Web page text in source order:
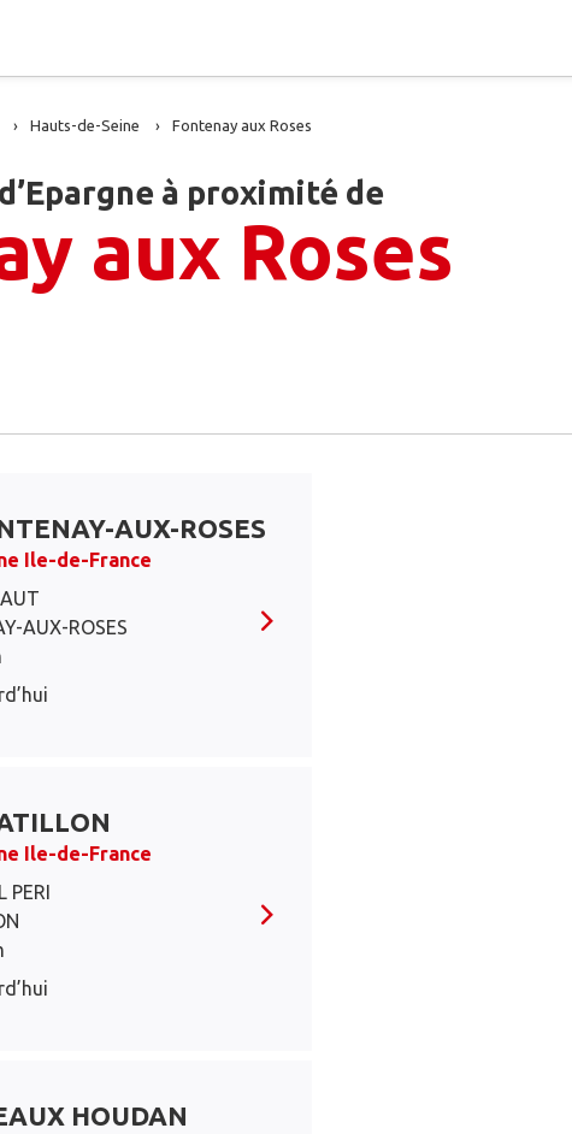
Hauts-de-Seine Fontenay aux Roses
à proximité de
aux Roses
AUX-ROSES
Ile-de-France
AUX-ROSES
Ile-de-France
PERI
HOUDAN